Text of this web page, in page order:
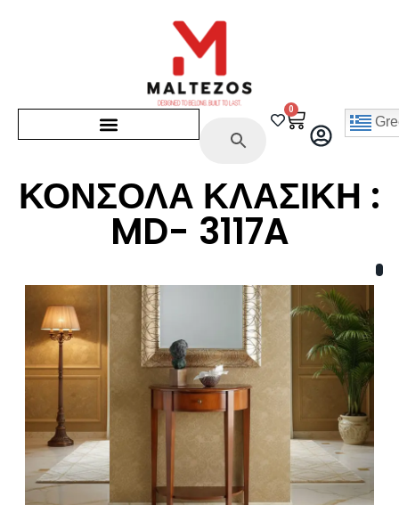
0
ΚΟΝΣΟΛΑ ΚΛΑΣΙΚΗ :
MD- 3117A